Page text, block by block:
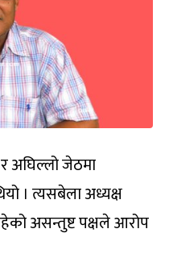
अघिल्लो जेठमा
। त्यसबेला अध्यक्ष
असन्तुष्ट पक्षले आरोप